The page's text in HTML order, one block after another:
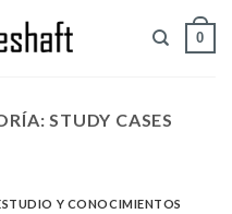
0
STUDY CASES
Y CONOCIMIENTOS